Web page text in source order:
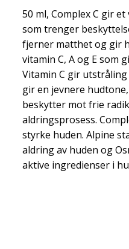
50 ml, Complex C gir
som trenger
fjerner matthet og gir
vitamin C, A og E som
Vitamin C gir
gir en jevnere
beskytter mot frie
aldringsprosess.
styrke huden. Alpine
aldring av huden og
aktive ingredienser i